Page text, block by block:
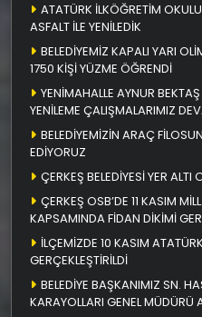
ATATÜRK İLKÖĞRETİM
ASFALT İLE YENİLEDİK
BELEDİYEMİZ KAPALI YARI
1750 KİŞİ YÜZME ÖĞRENDİ
YENİMAHALLE AYNUR
YENİLEME ÇALIŞMALARIMIZ
BELEDİYEMİZİN ARAÇ
EDİYORUZ
ÇERKEŞ BELEDİYESİ YER
ÇERKEŞ OSB’DE 11 KASIM
KAPSAMINDA FİDAN DİKİMİ
İLÇEMİZDE 10 KASIM
GERÇEKLEŞTİRİLDİ
BELEDİYE BAŞKANIMIZ SN.
KARAYOLLARI GENEL MÜDÜRÜ